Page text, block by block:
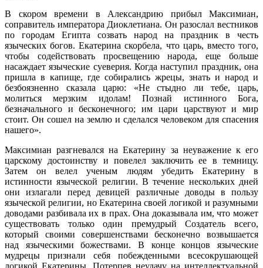
В скором времени в Александрию прибыл Максимиан,
соправитель императора Диоклетиана. Он разослал вестников
по городам Египта созвать народ на праздник в честь
языческих богов. Екатерина скорбела, что царь, вместо того,
чтобы содействовать просвещению народа, еще больше
насаждает языческие суеверия. Когда наступил праздник, она
пришла в капище, где собирались жрецы, знать и народ и
безбоязненно сказала царю: «Не стыдно ли тебе, царь,
молиться мерзким идолам! Познай истинного Бога,
безначального и бесконечного; им цари царствуют и мир
стоит. Он сошел на землю и сделался человеком для спасения
нашего».
Максимиан разгневался на Екатерину за неуважение к его
царскому достоинству и повелел заключить ее в темницу.
Затем он велел ученым людям убедить Екатерину в
истинности языческой религии. В течение нескольких дней
они излагали перед девицей различные доводы в пользу
языческой религии, но Екатерина своей логикой и разумными
доводами разбивала их в прах. Она доказывала им, что может
существовать только один премудрый Создатель всего,
который своими совершенствами бесконечно возвышается
над языческими божествами. В конце концов языческие
мудрецы признали себя побежденными всесокрушающей